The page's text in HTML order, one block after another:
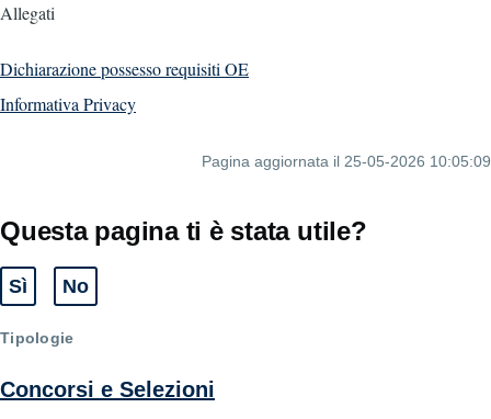
Allegati
Dichiarazione possesso requisiti OE
Informativa Privacy
Pagina aggiornata il 25-05-2026 10:05:09
Questa pagina ti è stata utile?
Sì
Tipologie
Concorsi e Selezioni